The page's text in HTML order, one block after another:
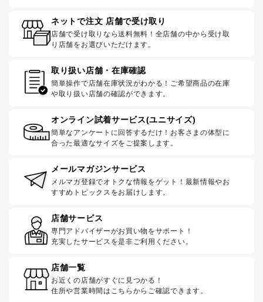
ネットで注文 店舗で受け取り
店舗で受け取りなら送料無料！全店舗の中から受け取
り店舗をお選びいただけます。
取り扱い店舗・在庫確認
簡単操作で店舗在庫状況がわかる！ご希望商品の在庫
や取り扱い店舗の確認ができます。
オンライン試着サービス(ユニサイズ)
簡単なアンケートに回答するだけ！お客さまの体型に
合った最適なサイズをご提案します。
メールマガジンサービス
メルマガ登録でオトクな情報をゲット！最新情報やお
すすめトピックスをお届けします。
店舗サービス
専門アドバイザーがお買い物をサポート！
充実したサービスを是非ご利用ください。
店舗一覧
お近くの店舗がすぐに見つかる！
住所や営業時間はこちらからご確認できます。